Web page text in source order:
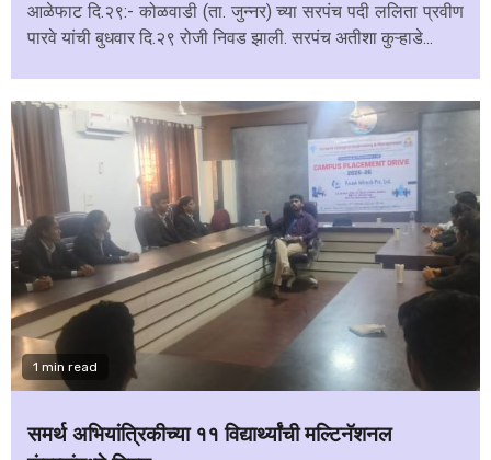
आळेफाट दि.२९:- कोळवाडी (ता. जुन्नर) च्या सरपंच पदी ललिता प्रवीण
पारवे यांची बुधवार दि.२९ रोजी निवड झाली. सरपंच अतीशा कुऱ्हाडे...
1 min read
समर्थ अभियांत्रिकीच्या ११ विद्यार्थ्यांची मल्टिनॅशनल